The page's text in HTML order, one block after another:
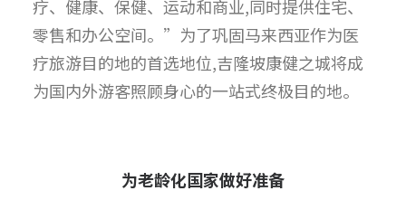
疗、健康、保健、运动和商业,同时提供住宅、
零售和办公空间。”为了巩固马来西亚作为医
疗旅游目的地的首选地位,吉隆坡康健之城将成
为国内外游客照顾身心的一站式终极目的地。
为老龄化国家做好准备